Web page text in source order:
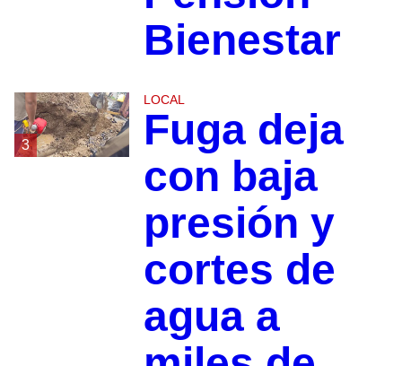
Bienestar
3
LOCAL
Fuga deja
con baja
presión y
cortes de
agua a